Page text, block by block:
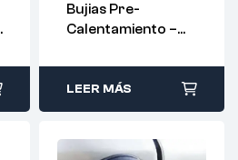
Bujias Pre-
Calentamiento –
RIDEX
LEER MÁS